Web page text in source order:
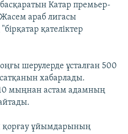
Катар премьер-
араб лигасы
қателіктер
шерулерде ұсталған 500
хабарлады.
10 мыңнан астам адамның
ұйымдарының